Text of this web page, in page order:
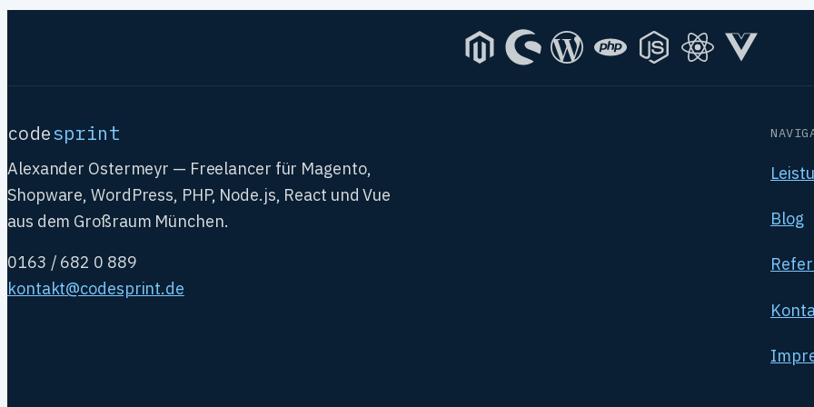
codesprint
Alexander Ostermeyr — Freelancer für Magento,
Shopware, WordPress, PHP, Node.js, React und Vue
aus dem Großraum München.
0163 / 682 0 889
kontakt@codesprint.de
Blog